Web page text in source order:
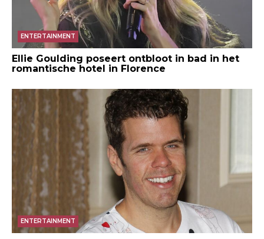
ENTERTAINMENT
Ellie Goulding poseert ontbloot in bad in het
romantische hotel in Florence
ENTERTAINMENT